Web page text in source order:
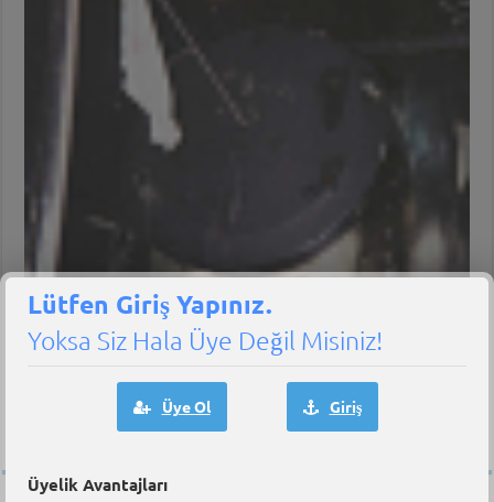
Karter Patlaması
Lütfen Giriş Yapınız.
Yoksa Siz Hala Üye Değil Misiniz!
Üye Ol Giriş
Üyelik Avantajları